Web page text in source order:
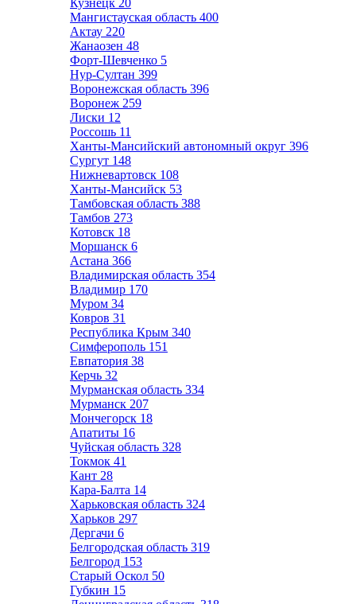
Кузнецк 20
Мангистауская область 400
Актау 220
Жанаозен 48
Форт-Шевченко 5
Нур-Султан 399
Воронежская область 396
Воронеж 259
Лиски 12
Россошь 11
Ханты-Мансийский автономный округ 396
Сургут 148
Нижневартовск 108
Ханты-Мансийск 53
Тамбовская область 388
Тамбов 273
Котовск 18
Моршанск 6
Астана 366
Владимирская область 354
Владимир 170
Муром 34
Ковров 31
Республика Крым 340
Симферополь 151
Евпатория 38
Керчь 32
Мурманская область 334
Мурманск 207
Мончегорск 18
Апатиты 16
Чуйская область 328
Токмок 41
Кант 28
Кара-Балта 14
Харьковская область 324
Харьков 297
Дергачи 6
Белгородская область 319
Белгород 153
Старый Оскол 50
Губкин 15